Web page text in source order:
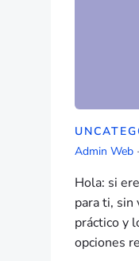
Admin Web
Hola: si
para ti, sin
práctico y
opciones